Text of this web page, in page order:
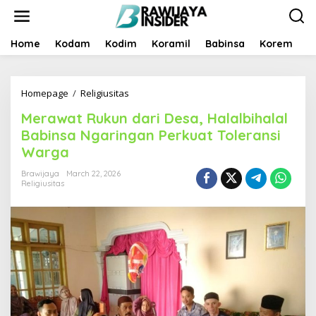
t
Home Kodam Kodim Koramil Babinsa Korem
Homepage / Religiusitas
a
w
k
n
d
a
r
i
D
e
Merawat Rukun dari Desa, Halalbihalal
Babinsa Ngaringan Perkuat Toleransi
Warga
Brawijaya
March 22, 2026
Religiusitas